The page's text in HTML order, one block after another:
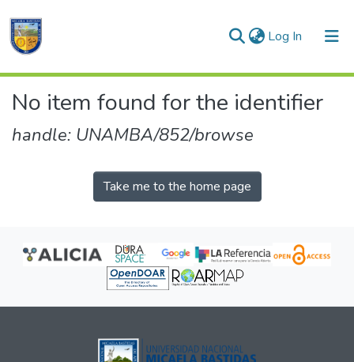
Log In (current)
Communities & Collections
No item found for the identifier
handle: UNAMBA/852/browse
Take me to the home page